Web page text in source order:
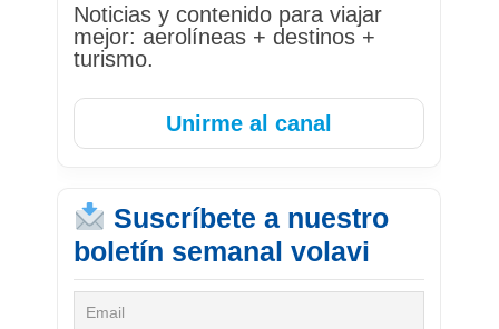
Noticias y contenido para viajar
mejor: aerolíneas + destinos +
turismo.
Unirme al canal
Suscríbete a nuestro
boletín semanal volavi